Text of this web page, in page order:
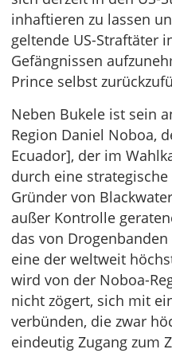
inhaftieren zu lassen
geltende US-Straftäter
Gefängnissen
Prince selbst
Neben Bukele ist sein
Region Daniel Noboa,
Ecuador], der im
durch eine
Gründer von
außer Kontrolle
das von
eine der weltweit
wird von der Noboa-
nicht zögert, sich mit
verbünden, die zwar
eindeutig Zugang zum